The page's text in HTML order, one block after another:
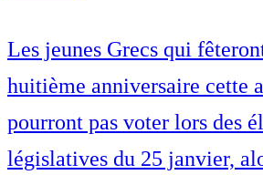
Les jeunes Grecs qui
huitième anniversaire cette
pourront pas voter lors des
législatives du 25 janvier,